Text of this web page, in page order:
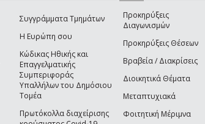
Συγγράμματα Τμημάτων
Η Ευρώπη σου
Κώδικας Ηθικής και
Επαγγελματικής
Συμπεριφοράς
Υπαλλήλων του Δημόσιου
Τομέα
Πρωτόκολλα διαχείρισης
Προκηρύξεις
Διαγωνισμών
Προκηρύξεις Θέσεων
Βραβεία / Διακρίσεις
Διοικητικά Θέματα
Μεταπτυχιακά
Φοιτητική Μέριμνα